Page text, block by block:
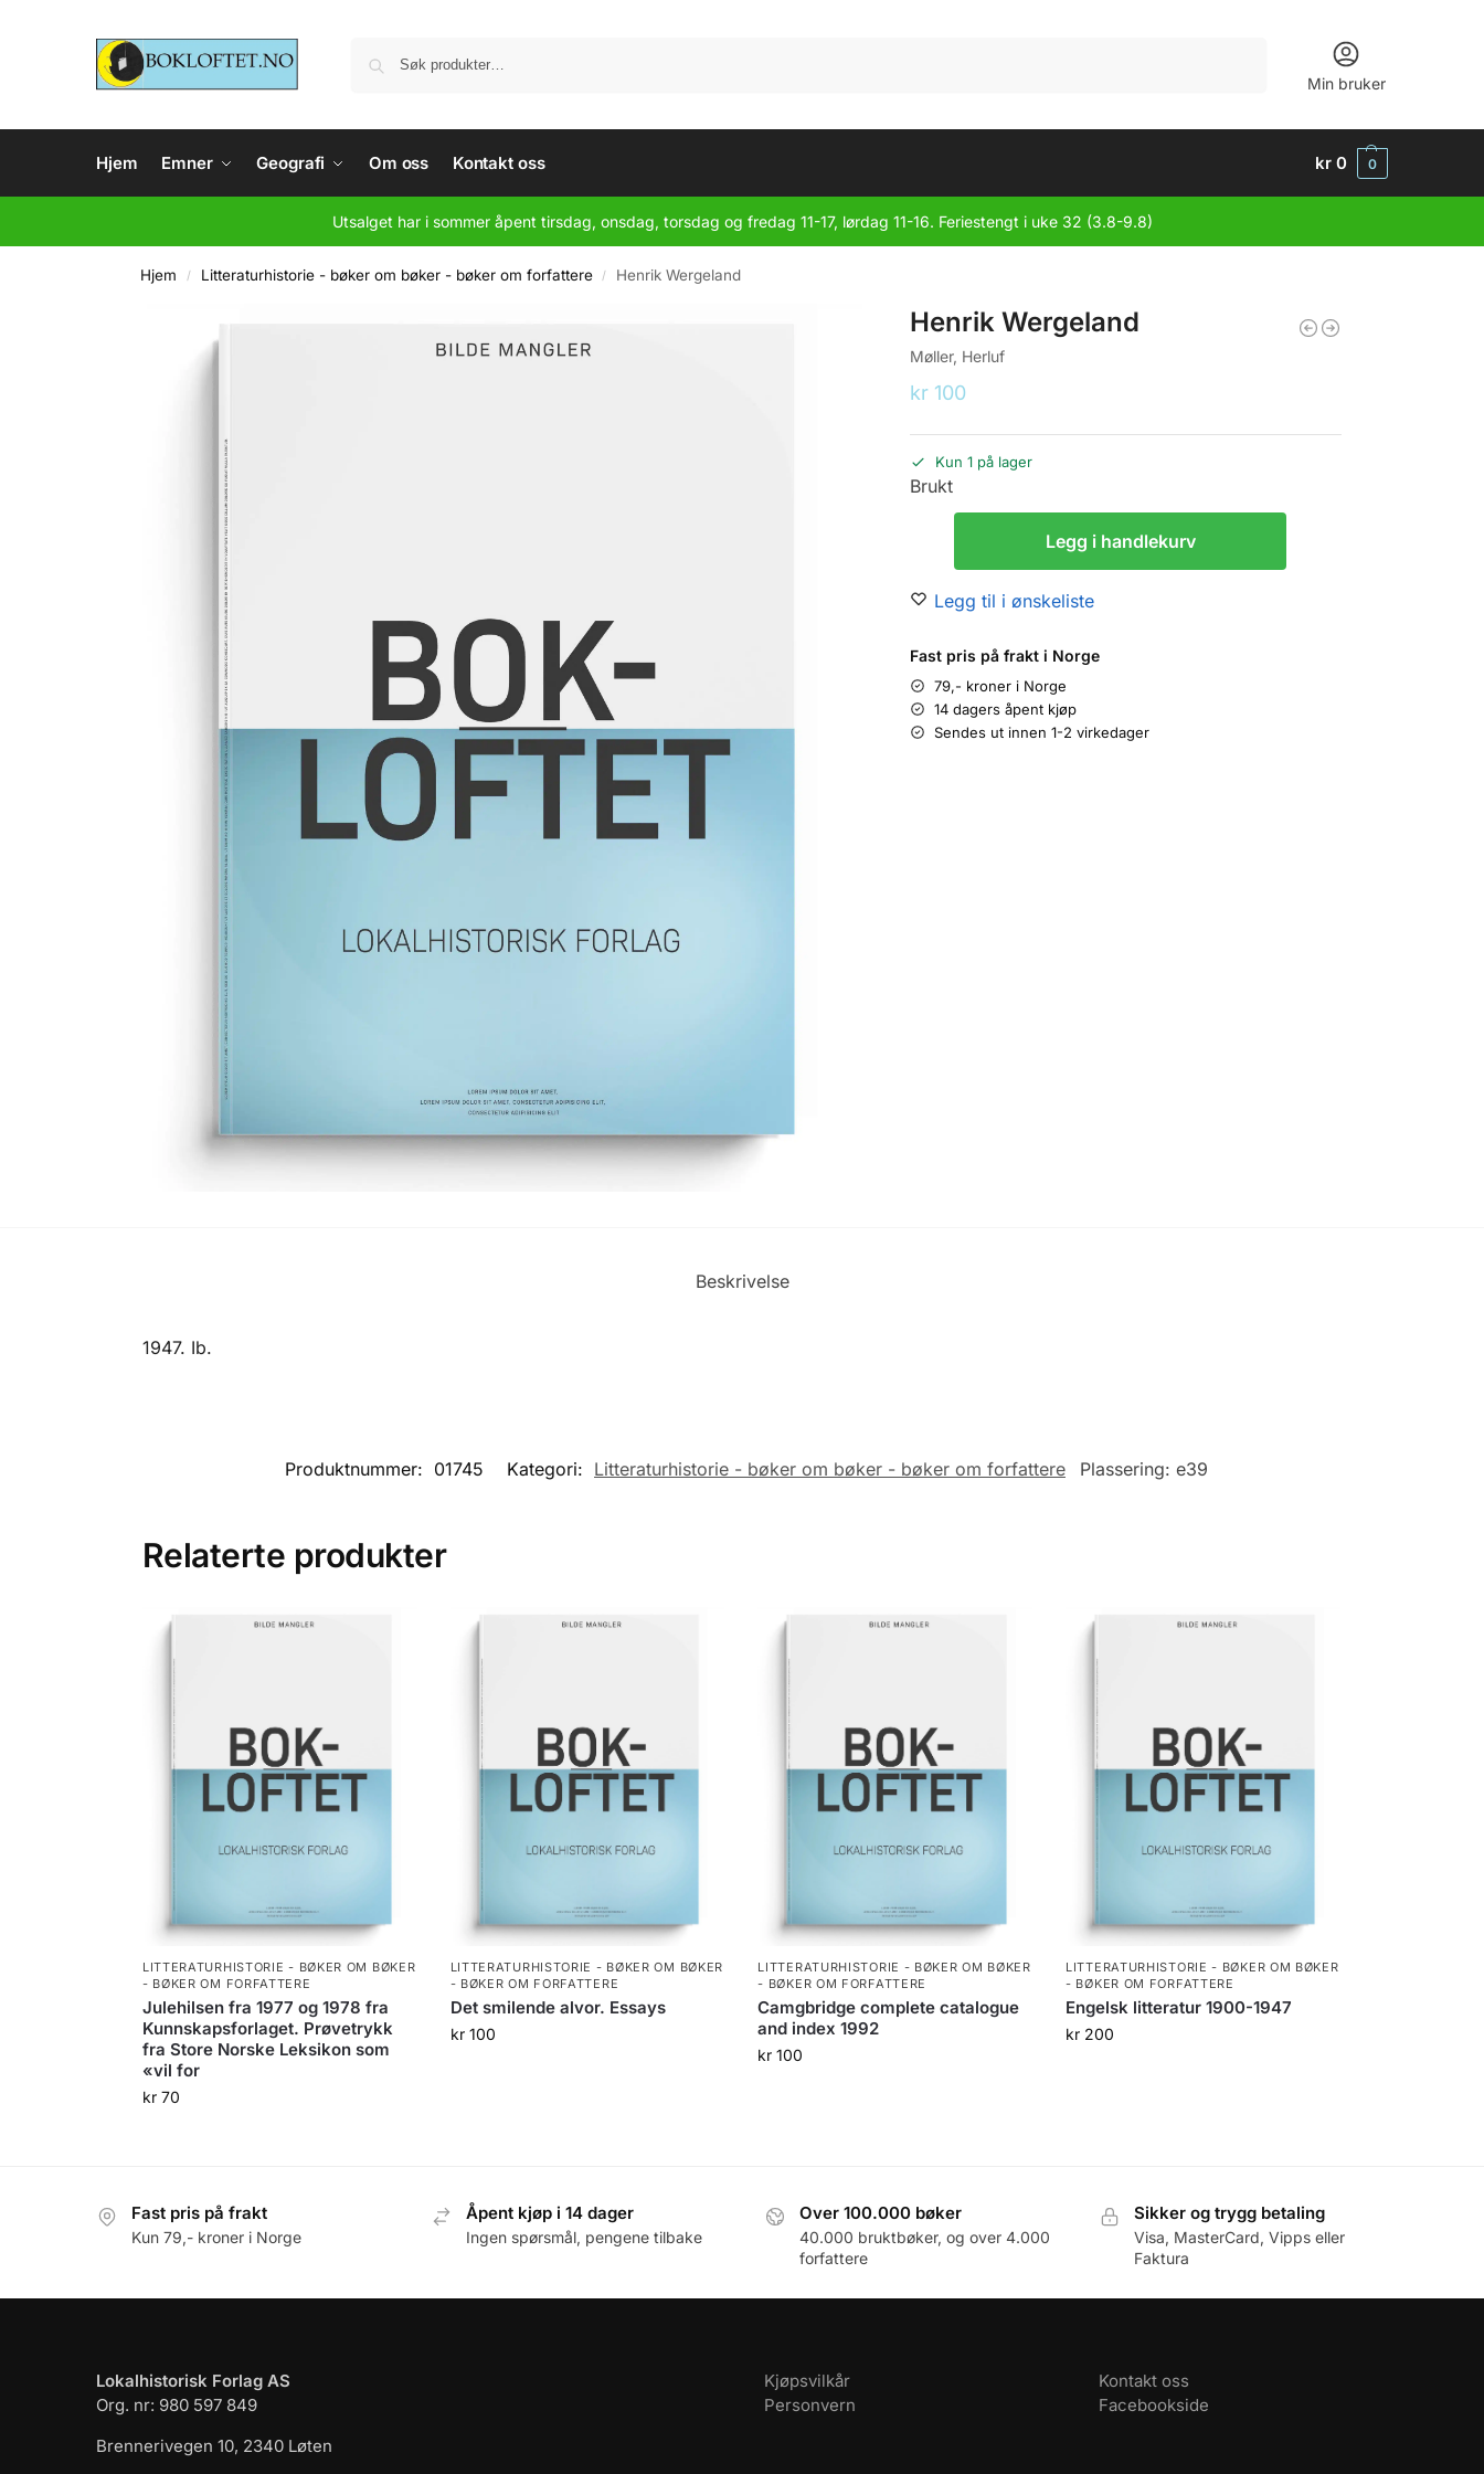
Min bruker
Hjem Emner Geografi Om oss Kontakt oss kr 0 0
Utsalget har i sommer åpent tirsdag, onsdag, torsdag og fredag 11-17, lørdag 11-16. Feriestengt i uke 32 (3.8-9.8)
Hjem / Litteraturhistorie - bøker om bøker - bøker om forfattere / Henrik Wergeland
Henrik Wergeland
Møller, Herluf
kr 100
Kun 1 på lager
Brukt
Legg i handlekurv
Legg til i ønskeliste
Fast pris på frakt i Norge
79,- kroner i Norge
14 dagers åpent kjøp
Sendes ut innen 1-2 virkedager
Beskrivelse
1947. Ib.
Produktnummer: 01745 Kategori: Litteraturhistorie - bøker om bøker - bøker om forfattere Plassering: e39
Relaterte produkter
LITTERATURHISTORIE - BØKER OM BØKER
- BØKER OM FORFATTERE
Julehilsen fra 1977 og 1978 fra
Kunnskapsforlaget. Prøvetrykk
fra Store Norske Leksikon som
«vil for
kr70
LITTERATURHISTORIE - BØKER OM BØKER
- BØKER OM FORFATTERE
Det smilende alvor. Essays
kr100
LITTERATURHISTORIE - BØKER OM BØKER
- BØKER OM FORFATTERE
Camgbridge complete catalogue
and index 1992
kr 100
LITTERATURHISTORIE - BØKER OM BØKER
- BØKER OM FORFATTERE
Engelsk litteratur 1900-1947
kr 200
Fast pris på frakt
Kun 79,- kroner i Norge
Åpent kjøp i 14 dager
Ingen spørsmål, pengene tilbake
Over 100.000 bøker
40.000 bruktbøker, og over 4.000
forfattere
Sikker og trygg betaling
Visa, MasterCard, Vipps eller
Faktura
Lokalhistorisk Forlag AS
Org. nr: 980 597 849
Brennerivegen 10, 2340 Løten
Kjøpsvilkår
Personvern
Kontakt oss
Facebookside